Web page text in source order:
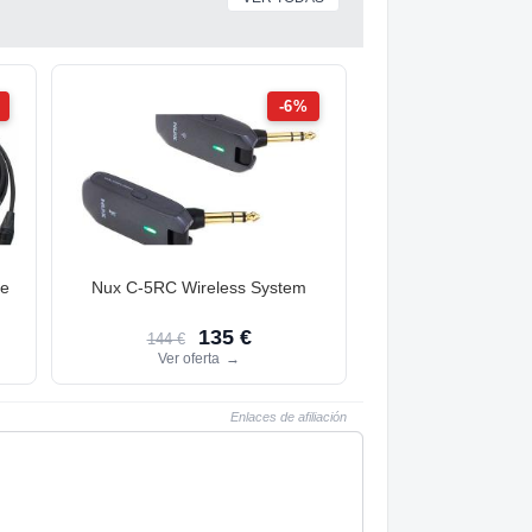
-6%
Nux C-5RC Wireless System
144 € 135 €
Ver oferta →
Enlaces de afiliación